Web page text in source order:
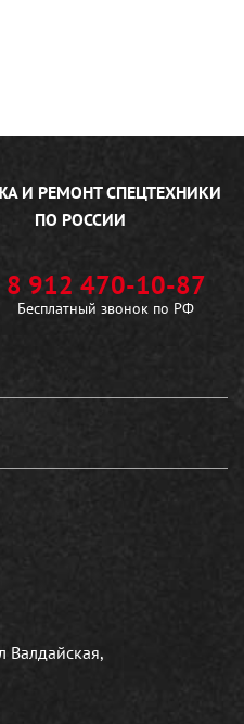
И РЕМОНТСПЕЦТЕХНИКИ
ПО РОССИИ
8 912 470-10-87
Бесплатный звонок по РФ
Валдайская,